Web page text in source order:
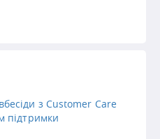
з Customer Care
підтримки